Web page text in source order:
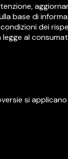
base di
dei
al
si